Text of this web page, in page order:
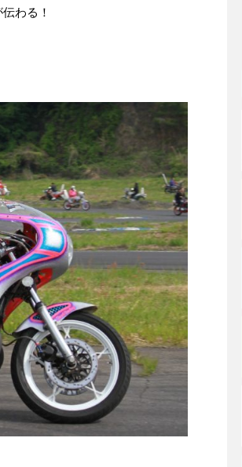
わる！